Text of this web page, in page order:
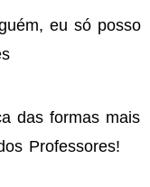
eu só posso
das formas mais
Professores!